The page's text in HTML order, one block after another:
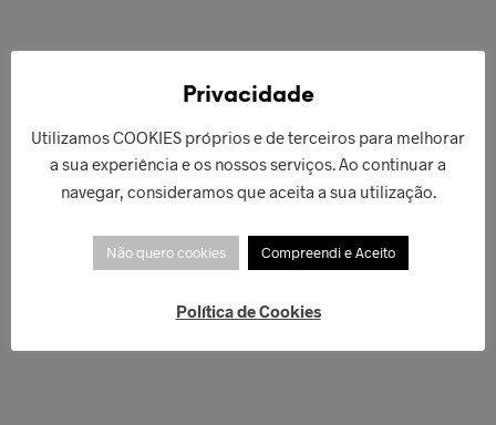
Privacidade
Utilizamos COOKIES próprios e de terceiros para melhorar
a sua experiência e os nossos serviços. Ao continuar a
navegar, consideramos que aceita a sua utilização.
Não quero cookies Compreendi e Aceito
Política de Cookies